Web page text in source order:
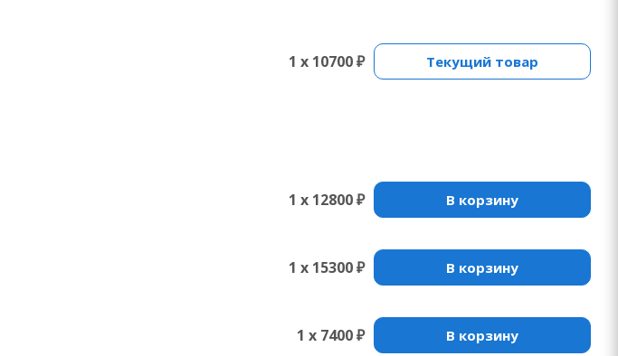
1 x 10700 ₽ Текущий товар
1 x 12800 ₽ В корзину
1 x 15300 ₽ В корзину
1 x 7400 ₽ В корзину